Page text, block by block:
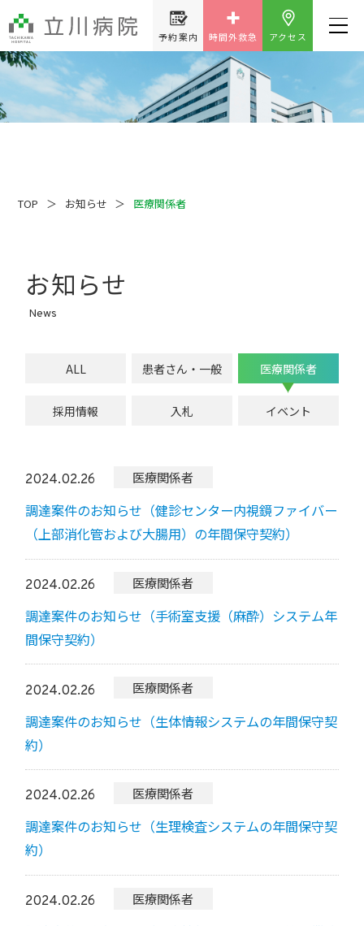
疾患解説
予約案内 時間外救急 アクセス
TOP お知らせ 医療関係者
お知らせ
News
ALL 患者さん・一般 医療関係者
採用情報 入札 イベント
2024.02.26 医療関係者
調達案件のお知らせ（健診センター内視鏡ファイバー
（上部消化管および大腸用）の年間保守契約）
2024.02.26 医療関係者
調達案件のお知らせ（手術室支援（麻酔）システム年
間保守契約）
2024.02.26 医療関係者
調達案件のお知らせ（生体情報システムの年間保守契
約）
2024.02.26 医療関係者
調達案件のお知らせ（生理検査システムの年間保守契
約）
2024.02.26 医療関係者